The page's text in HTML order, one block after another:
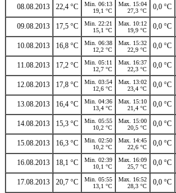
08.08.2013 22,4 °C
Min. 06:13
19,1 °C
Max. 15:04
27,3 °C
0,0 °C
09.08.2013 17,5 °C
Min. 22:21
15,1 °C
Max. 10:12
19,9 °C
0,0 °C
10.08.2013 16,8 °C
Min. 06:38
12,2 °C
Max. 15:32
22,9 °C
0,0 °C
11.08.2013 17,2 °C
Min. 05:11
12,7 °C
Max. 16:37
22,3 °C
0,0 °C
12.08.2013 17,8 °C
Min. 03:54
12,6 °C
Max. 13:02
23,4 °C
0,0 °C
13.08.2013 16,4 °C
Min. 04:36
13,4 °C
Max. 15:10
21,4 °C
0,0 °C
14.08.2013 15,3 °C
Min. 05:55
10,2 °C
Max. 15:00
20,5 °C
0,0 °C
15.08.2013 16,3 °C
Min. 02:50
10,2 °C
Max. 14:45
22,6 °C
0,0 °C
16.08.2013 18,1 °C
Min. 02:39
10,1 °C
Max. 16:09
25,7 °C
0,0 °C
17.08.2013 20,7 °C
Min. 05:55
13,1 °C
Max. 16:52
28,3 °C
0,0 °C